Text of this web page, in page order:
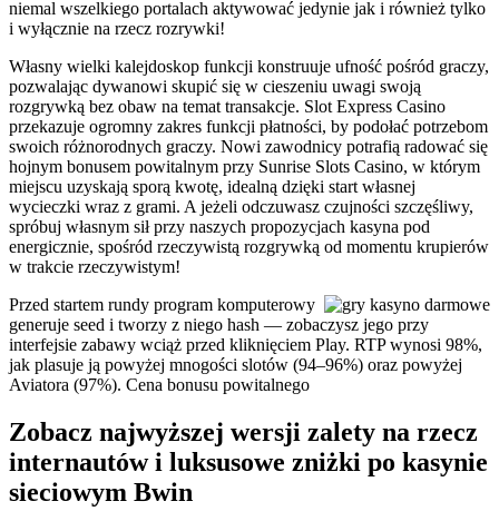
niemal wszelkiego portalach aktywować jedynie jak i również tylko
i wyłącznie na rzecz rozrywki!
Własny wielki kalejdoskop funkcji konstruuje ufność pośród graczy,
pozwalając dywanowi skupić się w cieszeniu uwagi swoją
rozgrywką bez obaw na temat transakcje. Slot Express Casino
przekazuje ogromny zakres funkcji płatności, by podołać potrzebom
swoich różnorodnych graczy. Nowi zawodnicy potrafią radować się
hojnym bonusem powitalnym przy Sunrise Slots Casino, w którym
miejscu uzyskają sporą kwotę, idealną dzięki start własnej
wycieczki wraz z grami. A jeżeli odczuwasz czujności szczęśliwy,
spróbuj własnym sił przy naszych propozycjach kasyna pod
energicznie, spośród rzeczywistą rozgrywką od momentu krupierów
w trakcie rzeczywistym!
Przed startem rundy program komputerowy
generuje seed i tworzy z niego hash — zobaczysz jego przy
interfejsie zabawy wciąż przed kliknięciem Play. RTP wynosi 98%,
jak plasuje ją powyżej mnogości slotów (94–96%) oraz powyżej
Aviatora (97%). Cena bonusu powitalnego
Zobacz najwyższej wersji zalety na rzecz
internautów i luksusowe zniżki po kasynie
sieciowym Bwin